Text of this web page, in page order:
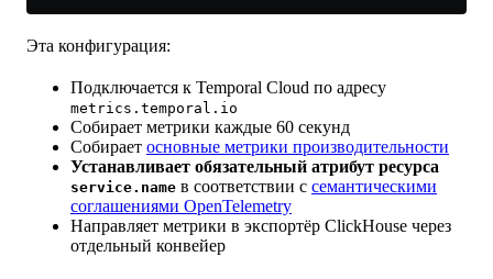
Эта конфигурация:
Подключается к Temporal Cloud по адресу
metrics.temporal.io
Собирает метрики каждые 60 секунд
Собирает основные метрики производительности
Устанавливает обязательный атрибут ресурса
service.name в соответствии с семантическими
соглашениями OpenTelemetry
Направляет метрики в экспортёр ClickHouse через
отдельный конвейер